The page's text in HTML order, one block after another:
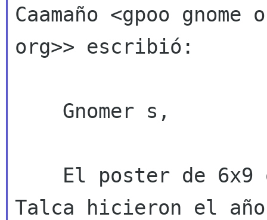
Caamaño <gpoo gnome
org>> escribió:
Talca hicieron el año